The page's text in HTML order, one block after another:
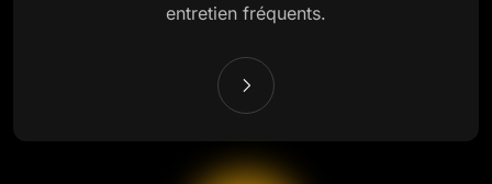
entretien fréquents.